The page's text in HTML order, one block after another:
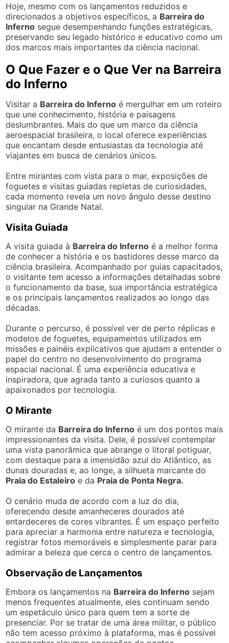
Hoje, mesmo com os lançamentos reduzidos e
direcionados a objetivos específicos, a Barreira do
Inferno segue desempenhando funções estratégicas,
preservando seu legado histórico e educativo como um
dos marcos mais importantes da ciência nacional.
O Que Fazer e o Que Ver na Barreira
do Inferno
Visitar a Barreira do Inferno é mergulhar em um roteiro
que une conhecimento, história e paisagens
deslumbrantes. Mais do que um marco da ciência
aeroespacial brasileira, o local oferece experiências
que encantam desde entusiastas da tecnologia até
viajantes em busca de cenários únicos.
Entre mirantes com vista para o mar, exposições de
foguetes e visitas guiadas repletas de curiosidades,
cada momento revela um novo ângulo desse destino
singular na Grande Natal.
Visita Guiada
A visita guiada à Barreira do Inferno é a melhor forma
de conhecer a história e os bastidores desse marco da
ciência brasileira. Acompanhado por guias capacitados,
o visitante tem acesso a informações detalhadas sobre
o funcionamento da base, sua importância estratégica
e os principais lançamentos realizados ao longo das
décadas.
Durante o percurso, é possível ver de perto réplicas e
modelos de foguetes, equipamentos utilizados em
missões e painéis explicativos que ajudam a entender o
papel do centro no desenvolvimento do programa
espacial nacional. É uma experiência educativa e
inspiradora, que agrada tanto a curiosos quanto a
apaixonados por tecnologia.
O Mirante
O mirante da Barreira do Inferno é um dos pontos mais
impressionantes da visita. Dele, é possível contemplar
uma vista panorâmica que abrange o litoral potiguar,
com destaque para a imensidão azul do Atlântico, as
dunas douradas e, ao longe, a silhueta marcante do
Praia do Estaleiro e da Praia de Ponta Negra.
O cenário muda de acordo com a luz do dia,
oferecendo desde amanheceres dourados até
entardeceres de cores vibrantes. É um espaço perfeito
para apreciar a harmonia entre natureza e tecnologia,
registrar fotos memoráveis e simplesmente parar para
admirar a beleza que cerca o centro de lançamentos.
Observação de Lançamentos
Embora os lançamentos na Barreira do Inferno sejam
menos frequentes atualmente, eles continuam sendo
um espetáculo único para quem tem a sorte de
presenciar. Por se tratar de uma área militar, o público
não tem acesso próximo à plataforma, mas é possível